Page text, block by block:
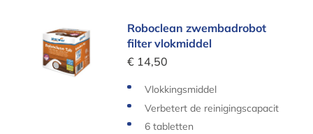
Roboclean zwembadrobot filter vlokmiddel
Roboclean zwembadrobot
filter vlokmiddel
€ 14,50
Vlokkingsmiddel
Verbetert de reinigingscapacit
eit van zwembadrobots
6 tabletten